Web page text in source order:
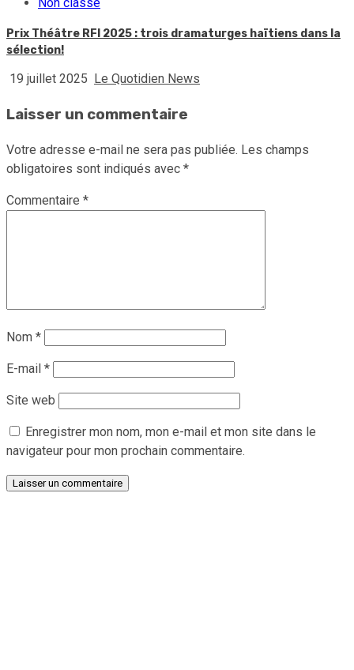
Non classé
Prix Théâtre RFI 2025 : trois dramaturges haïtiens dans la
sélection!
19 juillet 2025 Le Quotidien News
Laisser un commentaire
Votre adresse e-mail ne sera pas publiée. Les champs
obligatoires sont indiqués avec *
Commentaire *
Nom *
E-mail *
Site web
Enregistrer mon nom, mon e-mail et mon site dans le
navigateur pour mon prochain commentaire.